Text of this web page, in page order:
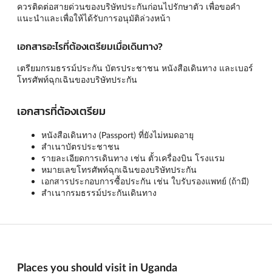
ควรติดต่อสายด่วนของบริษัทประกันก่อนไปรักษาตัว เพื่อขอคำ
แนะนำและเพื่อให้ได้รับการอนุมัติล่วงหน้า
เอกสารอะไรที่ต้องเตรียมเมื่อเดินทาง?
เตรียมกรมธรรม์ประกัน บัตรประชาชน หนังสือเดินทาง และเบอร์
โทรศัพท์ฉุกเฉินของบริษัทประกัน
เอกสารที่ต้องเตรียม
หนังสือเดินทาง (Passport) ที่ยังไม่หมดอายุ
สำเนาบัตรประชาชน
รายละเอียดการเดินทาง เช่น ตั้วเครื่องบิน โรงแรม
หมายเลขโทรศัพท์ฉุกเฉินของบริษัทประกัน
เอกสารประกอบการซื้อประกัน เช่น ใบรับรองแพทย์ (ถ้ามี)
สำเนากรมธรรม์ประกันเดินทาง
Places you should visit in Uganda